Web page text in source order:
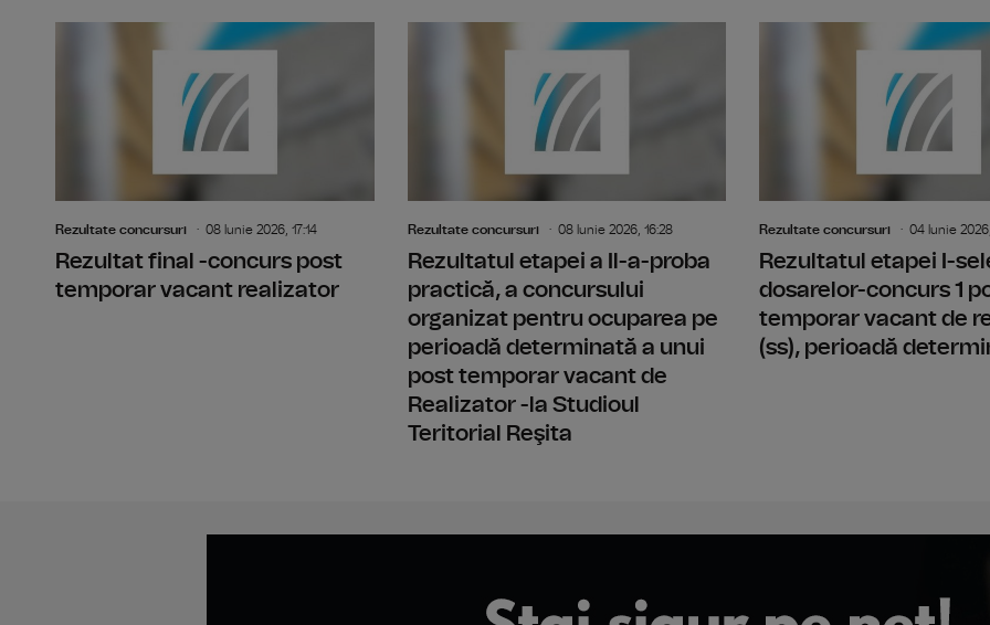
Rezultate concursuri 08 Iunie 2026, 17:14
Rezultat final -concurs post
temporar vacant realizator
Rezultate concursuri 08 Iunie 2026, 16:28
Rezultatul etapei a Il-a-proba
practică, a concursului
organizat pentru ocuparea pe
perioadă determinată a unui
post temporar vacant de
Realizator -la Studioul
Teritorial Reşita
Rezultate concursuri 04 Iunie
Rezultatul etapei I-
dosarelor-concurs 1
temporar vacant de
(ss), perioadă